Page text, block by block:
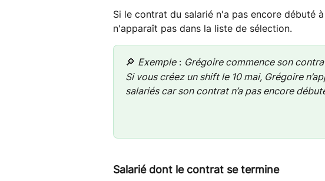
Si le contrat du salarié n'a pas encore débuté
n'apparaît pas dans la liste de sélection.
🔎 Exemple : Grégoire commence son
Si vous créez un shift le 10 mai, Grégoire
salariés car son contrat n’a pas encore
Salarié dont le contrat se termine